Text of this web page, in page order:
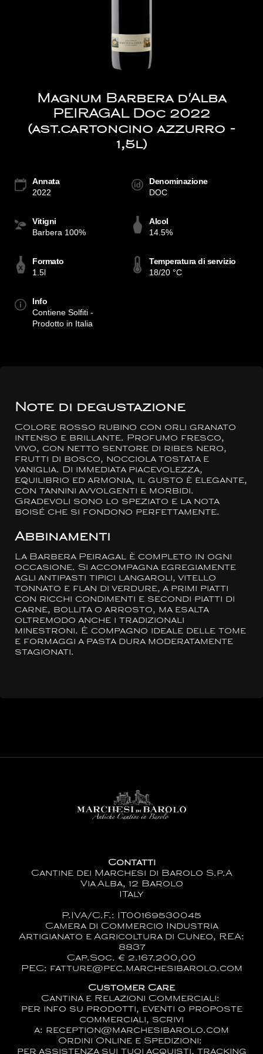
Magnum Barbera d'Alba
PEIRAGAL Doc 2022
(ast.cartoncino azzurro -
1,5l)
Annata
2022
Denominazione
DOC
Vitigni
Barbera 100%
Alcol
14.5%
Formato
1.5l
Temperatura di servizio
18/20 °C
Info
Contiene Solfiti -
Prodotto in Italia
Note di degustazione
Colore rosso rubino con orli granato
intenso e brillante. Profumo fresco,
vivo, con netto sentore di ribes nero,
frutti di bosco, nocciola tostata e
vaniglia. Di immediata piacevolezza,
equilibrio ed armonia, il gusto è elegante,
con tannini avvolgenti e morbidi.
Gradevoli sono lo speziato e la nota
boisé che si fondono perfettamente.
Abbinamenti
La Barbera Peiragal è completo in ogni
occasione. Si accompagna egregiamente
agli antipasti tipici langaroli, vitello
tonnato e flan di verdure, a primi piatti
con ricchi condimenti e secondi piatti di
carne, bollita o arrosto, ma esalta
oltremodo anche i tradizionali
minestroni. È compagno ideale delle tome
e formaggi a pasta dura moderatamente
stagionati.
Contatti
Cantine dei Marchesi di Barolo S.p.A
Via Alba, 12 Barolo
ITaly
P.IVA/C.F.: IT00169530045
Camera di Commercio Industria
Artigianato e Agricoltura di Cuneo, REA:
8837
Cap.Soc. € 2.167.200,00
PEC: fatture@pec.marchesibarolo.com
Customer Care
Cantina e Relazioni Commerciali:
per info su prodotti, eventi o proposte
commerciali, scrivi
a: reception@marchesibarolo.com
Ordini Online e Spedizioni:
per assistenza sui tuoi acquisti, tracking